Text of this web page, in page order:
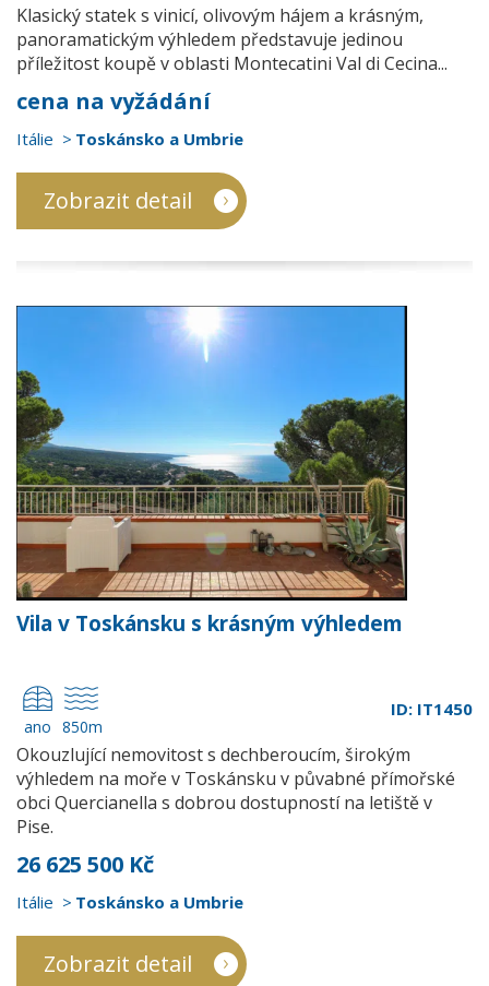
Klasický statek s vinicí, olivovým hájem a krásným,
panoramatickým výhledem představuje jedinou
příležitost koupě v oblasti Montecatini Val di Cecina...
cena na vyžádání
Itálie Toskánsko a Umbrie
Zobrazit detail
Vila v Toskánsku s krásným výhledem
ano 850m
ID: IT1450
Okouzlující nemovitost s dechberoucím, širokým
výhledem na moře v Toskánsku v půvabné přímořské
obci Quercianella s dobrou dostupností na letiště v
Pise.
26 625 500 Kč
Itálie Toskánsko a Umbrie
Zobrazit detail